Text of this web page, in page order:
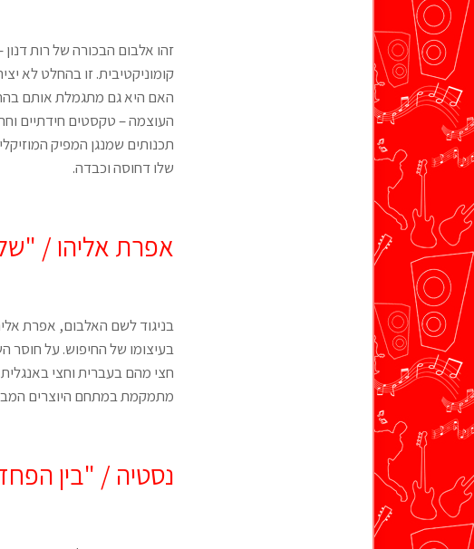
זהו אלבום הבכורה של רות
קומוניקטיבית. זו בהחלט לא
האם היא גם מתגמלת אותם
העוצמה – טקסטים חידתיים
תכנותים שמנגן המפיק
שלו דחוסה וכבדה.
אפרת אליהו /
בניגוד לשם האלבום, אפרת
בעיצומו של החיפוש. על חוסר
חצי מהם בעברית וחצי
מתמקמת במתחם היוצרים
נסטיה / "בין